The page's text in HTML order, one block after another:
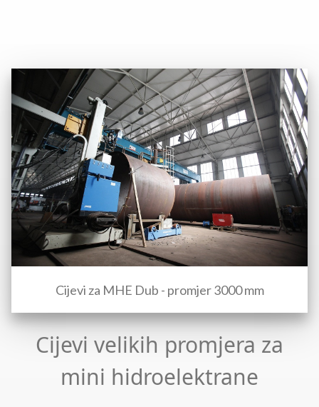
Cijevi za MHE Dub - promjer 3000 mm
Cijevi velikih promjera za
mini hidroelektrane